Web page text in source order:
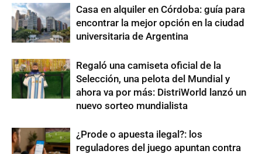
Casa en alquiler en Córdoba: guía para
encontrar la mejor opción en la ciudad
universitaria de Argentina
Regaló una camiseta oficial de la
Selección, una pelota del Mundial y
ahora va por más: DistriWorld lanzó un
nuevo sorteo mundialista
¿Prode o apuesta ilegal?: los
reguladores del juego apuntan contra